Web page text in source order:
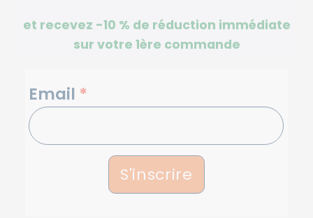
et recevez -10 % de réduction immédiate
sur votre 1ère commande
NEWSLETTERS
Email *
S'inscrire